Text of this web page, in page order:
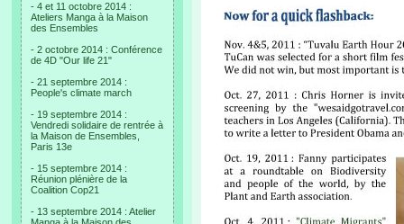
- 4 et 11 octobre 2014 :
Ateliers Manga à la Maison
des Ensembles
- 2 octobre 2014 : Conférence
de 4D "Our life 21"
- 21 septembre 2014 :
People's climate march
- 19 septembre 2014 :
Vendredi solidaire de rentrée à
la Maison de Ensembles,
Paris 13e
- 15 septembre 2014 :
Réunion plénière de la
Coalition Cop21
- 13 septembre 2014 : Atelier